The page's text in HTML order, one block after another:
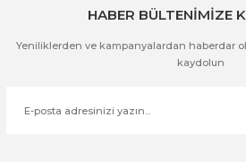
HABER BÜLTENİMİZE
Yeniliklerden ve kampanyalardan haberdar
kaydolun